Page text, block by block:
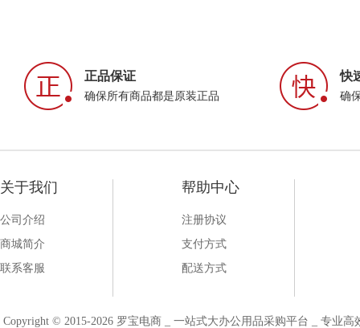
正品保证
确保所有商品都是原装正品
快
确
关于我们
公司介绍
商城简介
联系客服
帮助中心
注册协议
支付方式
配送方式
Copyright © 2015-2026 罗宝电商 _ 一站式大办公用品采购平台 _ 专业